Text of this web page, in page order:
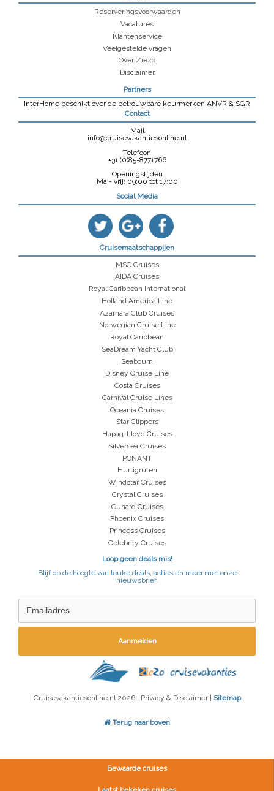
Reserveringsvoorwaarden
Vacatures
Klantenservice
Veelgestelde vragen
Over Ziezo
Disclaimer
Partners
InterHome beschikt over de betrouwbare keurmerken ANVR & SGR
Contact
Mail
info@cruisevakantiesonline.nl
Telefoon
+31 (0)85-8771766
Openingstijden
Ma - vrij: 09:00 tot 17:00
Social Media
Cruisemaatschappijen
MSC Cruises
AIDA Cruises
Royal Caribbean International
Holland America Line
Azamara Club Cruises
Norwegian Cruise Line
Royal Caribbean
SeaDream Yacht Club
Seabourn
Disney Cruise Line
Costa Cruises
Carnival Cruise Lines
Oceania Cruises
Star Clippers
Hapag-Lloyd Cruises
Silversea Cruises
PONANT
Hurtigruten
Windstar Cruises
Crystal Cruises
Cunard Cruises
Phoenix Cruises
Princess Cruises
Celebrity Cruises
Loop geen deals mis!
Blijf op de hoogte van leuke deals, acties en meer met onze
nieuwsbrief.
Aanmelden
Cruisevakantiesonline.nl 2026 | Privacy & Disclaimer | Sitemap
Terug naar boven
Bewaarde cruises